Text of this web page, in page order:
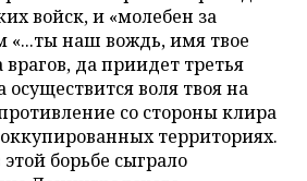
войск, и «молебен за
«...ты наш вождь, имя твое
да приидет третья
воля твоя на
со стороны клира
территориях.
борьбе сыграло